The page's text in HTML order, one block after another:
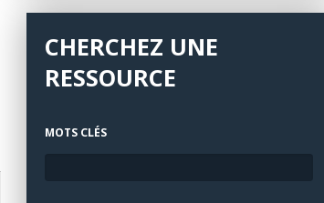
CHERCHEZ UNE
RESSOURCE
MOTS CLÉS